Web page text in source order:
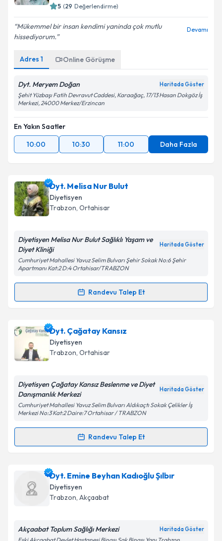
5 (29 Değerlendirme)
Mükemmel bir insan kendimi yaninda çok mutlu
hissediyorum.
Devamı
Adres 1 Online Görüşme
Dyt. Meryem Doğan Haritada Göster
Şehit Yüzbaşı Fatih Devravut Caddesi, Karaağaç, 17/13 Hasan Dokgöz İş
Merkezi, 24000 Merkez/Erzincan
En Yakın Saatler
10:00
10:30 11:00 Daha Fazla
Dyt. Melisa Nur Bulut
Diyetisyen
Trabzon, Ortahisar
Diyetisyen Melisa Nur Bulut Sağlıklı Yaşam ve
Diyet Kliniği
Haritada Göster
Cumhuriyet Mahallesi Yavuz Selim Bulvarı Şehir Sokak No:6 Şehir
Apartmanı Kat:2 D:4 Ortahisar/TRABZON
Randevu Talep Et
Randevu Takvimi Talebi
Dyt. Melisa Nur Bulutiçin randevu takvimi talebi
oluşturun. Size bu uzmandan randevu almanız için bir
takvim hazırlandığında e-posta ile bilgilendireceğiz.
Kişisel verilerimin işlenmesine ilişkin
Metni'ni okudum ve kişisel verilerimin belirtilen
kapsamda işlenmesini kabul ediyorum.
Dyt. Çağatay Kansız
Diyetisyen
Trabzon, Ortahisar
Diyetisyen Çağatay Kansız Beslenme ve Diyet
Danışmanlık Merkezi
Haritada Göster
Cumhuriyet Mahallesi Yavuz Selim Bulvarı Aldıkaçtı Sokak Çelikler İş
Merkezi No:3 Kat:2 Daire:7 Ortahisar / TRABZON
Randevu Talep Et
Randevu Takvimi Talebi
Dyt. Çağatay Kansıziçin randevu takvimi talebi
oluşturun. Size bu uzmandan randevu almanız için bir
takvim hazırlandığında e-posta ile bilgilendireceğiz.
Dyt. Emine Beyhan Kadıoğlu Şılbır
Diyetisyen
Trabzon, Akçaabat
Akçaabat Toplum Sağlığı Merkezi Haritada Göster